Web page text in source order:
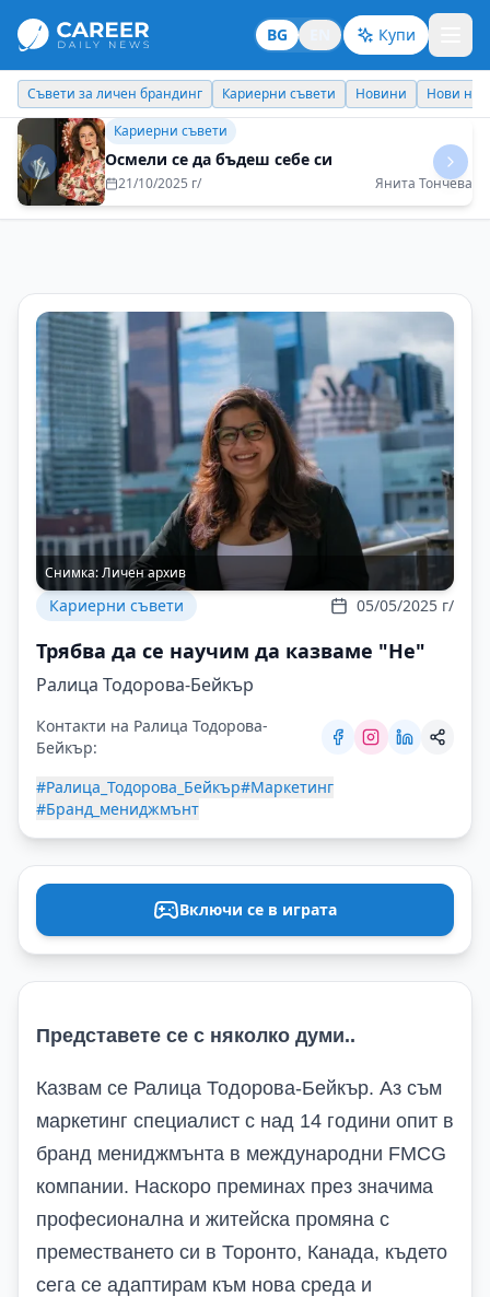
BG Купи
Кариерни съвети Новини Нови назначения Днес празнува
Кариерни съвети
Теорията и практиката не винаги вървят
ръка за ръка
29/08/2025 г/ Наталия Футекова
Снимка:Личен архив
Кариерни съвети 05/05/2025 г/
Трябва да се научим да казваме "Не"
Ралица Тодорова-Бейкър
Контакти на Ралица Тодорова-
Бейкър:
#Ралица_Тодорова_Бейкър#Маркетинг
#Бранд_мениджмънт
Включи се в играта
Представете се с няколко думи..
Казвам се Ралица Тодорова-Бейкър. Аз съм
маркетинг специалист с над 14 години опит в
бранд мениджмънта в международни FMCG
компании. Наскоро преминах през значима
професионална и житейска промяна с
преместването си в Торонто, Канада, където
сега се адаптирам към нова среда и